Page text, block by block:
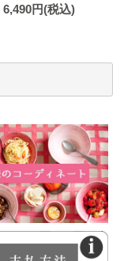
6,490円(税込)